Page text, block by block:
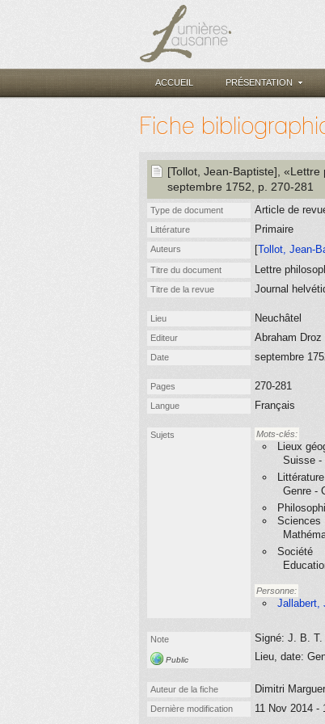
ACCUEIL PRÉSENTATION
Fiche
[Tollot, Jean-Baptiste] ,
septembre 1752 , p. 270-281
Type de document Article de
Littérature Primaire
Auteurs [Tollot, Jean-
Titre du document Lettre
Titre de la revue Journal
Lieu Neuchâtel
Editeur Abraham Droz
Date septembre
Pages 270-281
Langue Français
Sujets Mots-clés:
Lieux
Suisse -
Littérature
Genre -
Sciences
Société
Personne:
Jallabert,
Note
Public
Signé: J. B. T.
Lieu, date:
Auteur de la fiche Dimitri
Dernière modification 11 Nov 2014 -